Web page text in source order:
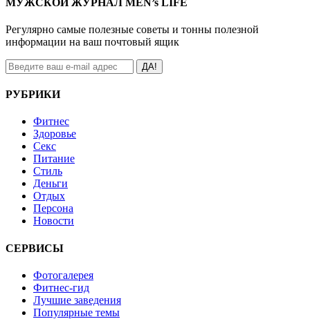
Регулярно самые полезные советы и тонны полезной
информации на ваш почтовый ящик
ДА!
РУБРИКИ
Фитнес
Здоровье
Секс
Питание
Стиль
Деньги
Отдых
Персона
Новости
СЕРВИСЫ
Фотогалерея
Фитнес-гид
Лучшие заведения
Популярные темы